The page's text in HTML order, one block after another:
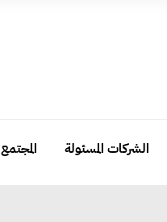
الشركات المسئولة المجتمع